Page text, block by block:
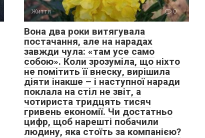
Життя 0
Вона два роки витягувала
постачання, але на нарадах
завжди чула: «там усе само
собою». Коли зрозуміла, що ніхто
не помітить її внеску, вирішила
діяти інакше – і наступної наради
поклала на стіл не звіт, а
чотириста тридцять тисяч
гривень економії. Чи достатньо
цифр, щоб нарешті побачили
людину, яка стоїть за компанією?